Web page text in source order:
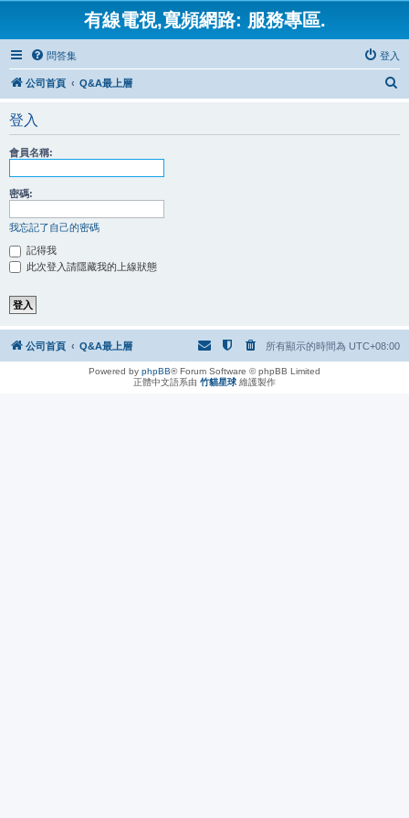
有線電視,寬頻網路: 服務專區.
問答集 登入
公司首頁 Q&A最上層
登入
會員名稱:
密碼:
我忘記了自己的密碼
記得我
此次登入請隱藏我的上線狀態
公司首頁 Q&A最上層 所有顯示的時間為 UTC+08:00
Powered by phpBB® Forum Software © phpBB Limited
正體中文語系由 竹貓星球 維護製作